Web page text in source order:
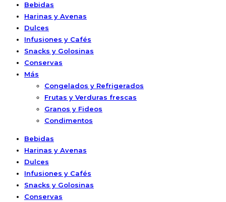
Bebidas
Harinas y Avenas
Dulces
Infusiones y Cafés
Snacks y Golosinas
Conservas
Más
Congelados y Refrigerados
Frutas y Verduras frescas
Granos y Fideos
Condimentos
Bebidas
Harinas y Avenas
Dulces
Infusiones y Cafés
Snacks y Golosinas
Conservas